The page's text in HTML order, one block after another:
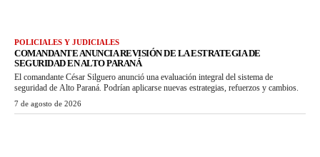
POLICIALES Y JUDICIALES
COMANDANTE ANUNCIA REVISIÓN DE LA ESTRATEGIA DE
SEGURIDAD EN ALTO PARANÁ
El comandante César Silguero anunció una evaluación integral del sistema de
seguridad de Alto Paraná. Podrían aplicarse nuevas estrategias, refuerzos y cambios.
7 de agosto de 2026